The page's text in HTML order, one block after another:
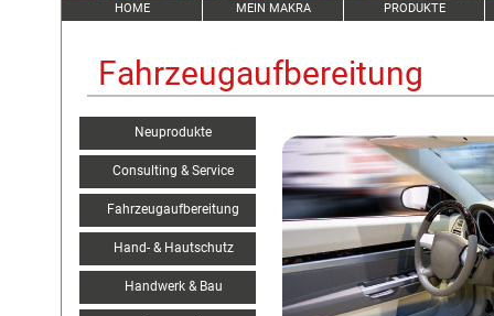
HOME MEIN MAKRA PRODUKTE
Fahrzeugaufbereitung
Neuprodukte
Consulting & Service
Fahrzeugaufbereitung
Hand- & Hautschutz
Handwerk & Bau